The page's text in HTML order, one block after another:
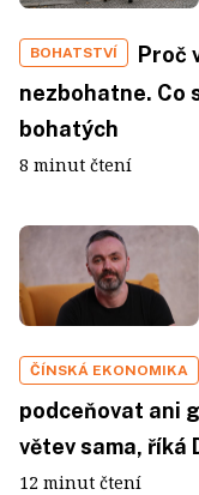
BOHATSTVÍ
Proč
nezbohatne. Co
bohatých
8 minut čtení
ČÍNSKÁ EKONOMIKA
podceňovat ani
větev sama, říká
12 minut čtení